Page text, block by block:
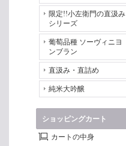
限定!!小左衛門の直汲み
シリーズ
葡萄品種 ソーヴィニヨ
ンブラン
直汲み・直詰め
純米大吟醸
ショッピングカート
カートの中身